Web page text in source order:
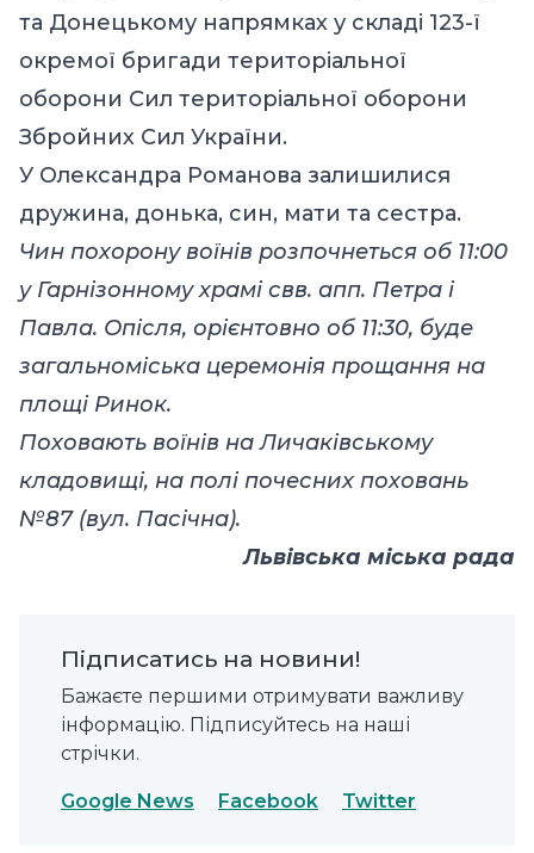
та Донецькому напрямках у складі 123-ї
окремої бригади територіальної
оборони Сил територіальної оборони
Збройних Сил України.
У Олександра Романова залишилися
дружина, донька, син, мати та сестра.
Чин похорону воїнів розпочнеться об 11:00
у Гарнізонному храмі свв. апп. Петра і
Павла. Опісля, орієнтовно об 11:30, буде
загальноміська церемонія прощання на
площі Ринок.
Поховають воїнів на Личаківському
кладовищі, на полі почесних поховань
№87 (вул. Пасічна).
Львівська міська рада
Підписатись на новини!
Бажаєте першими отримувати важливу
інформацію. Підписуйтесь на наші
стрічки.
Google News Facebook Twitter